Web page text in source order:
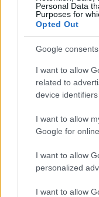
Personal Data
Purposes for
Opted Out
Google consents
I want to allow
related to
device identifiers
I want to allow
Google for
I want to allow
personalized
I want to allow
Με δυο ορμητικά
Αχελώου, να το
δίδυμους
μεγαλύτερους της
Θεοδώριανα